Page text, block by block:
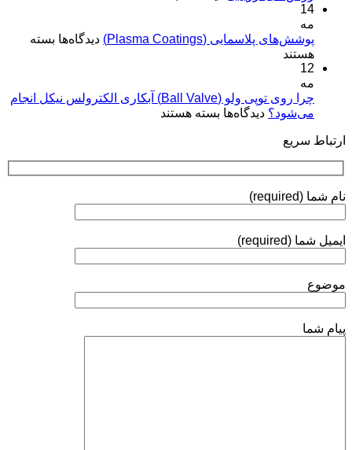
و
پوشش‌های
استانداردها
و
14
مه
پوشش‌های پلاسمایی (Plasma Coatings)
دیدگاه‌ها برای
Coatings)
بسته
هستند
12
مه
چرا روی توپی‌ ولو (Ball Valve) آبکاری الکترولس نیکل انجام
می‌شود؟ دیدگاه‌ها برای
ولو
نیکل
بسته هستند
ارتباط سریع
نام شما (required)
ایمیل شما (required)
موضوع
پیام شما